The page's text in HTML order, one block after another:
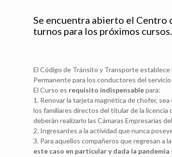
Se encuentra abierto el Centro
turnos para los próximos cursos.
El Código de Tránsito y Transporte establece
Permanente para los conductores del
El Curso es requisito indispensablepara:
1. Renovar la tarjeta magnética de chofer,
los familiares directos del titular de la
deberán realizarlo las Cámaras Empresarias
2. Ingresantes a la actividad que nunca
3. Para aquellos compañeros que regresan a
este caso en particular y dada la